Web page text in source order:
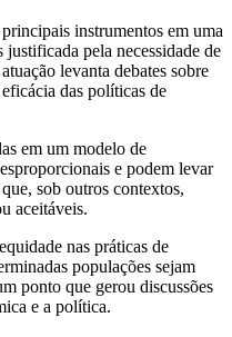
instrumentos em uma
pela necessidade de
levanta debates sobre
das políticas de
em um modelo de
e podem levar
sob outros contextos,
aceitáveis.
nas práticas de
populações sejam
ponto que gerou discussões
e a política.